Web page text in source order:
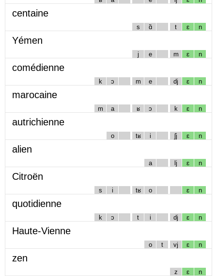
centaine
s ɑ̃ t ɛ n
Yémen
j e m ɛ n
comédienne
k ɔ m e dj ɛ n
marocaine
m a ʁ ɔ k ɛ n
autrichienne
o tʁ i ʃj ɛ n
alien
a lj ɛ n
Citroën
s i tʁ o ɛ n
quotidienne
k ɔ t i dj ɛ n
Haute-Vienne
o t vj ɛ n
zen
z ɛ n